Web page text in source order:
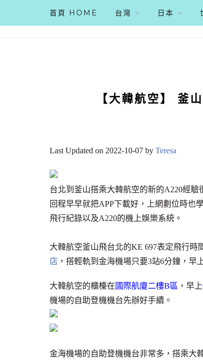
首頁 HOME 台灣 日本
【大韓航空】
Last Updated on 2022-10-07 by Teresa
台北到釜山搭乘大韓航空的新的A220經驗
回程早早就把APP下載好，上網劃位時也
飛行紀錄以及A220的機上娛樂系統。
大韓航空釜山飛台北的KE 697表定飛行時
店 ，搭輕軌到金海機場只要3站6分鐘，早
大韓航空的櫃檯在 國際航廈二樓B區 ，早上
機場的自助登機機台先辦好手續。
金海機場的自助登機機台非常多，搭乘大